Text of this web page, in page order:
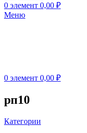
0 элемент 0,00 ₽
Меню
0 элемент 0,00 ₽
рп10
Категории